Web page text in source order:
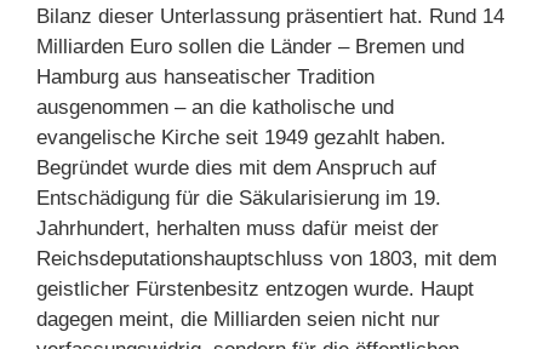
Bilanz dieser Unterlassung präsentiert hat. Rund 14
Milliarden Euro sollen die Länder – Bremen und
Hamburg aus hanseatischer Tradition
ausgenommen – an die katholische und
evangelische Kirche seit 1949 gezahlt haben.
Begründet wurde dies mit dem Anspruch auf
Entschädigung für die Säkularisierung im 19.
Jahrhundert, herhalten muss dafür meist der
Reichsdeputationshauptschluss von 1803, mit dem
geistlicher Fürstenbesitz entzogen wurde. Haupt
dagegen meint, die Milliarden seien nicht nur